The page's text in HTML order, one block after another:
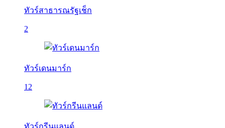
ทัวร์สาธารณรัฐเช็ก
2
ทัวร์เดนมาร์ก
12
ทัวร์กรีนแลนด์